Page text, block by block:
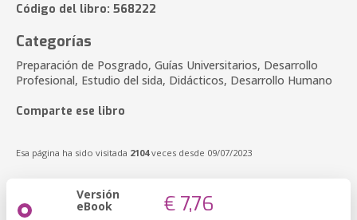
Código del libro: 568222
Categorías
Preparación de Posgrado, Guías Universitarios, Desarrollo
Profesional, Estudio del sida, Didácticos, Desarrollo Humano
Comparte ese libro
Esa página ha sido visitada 2104veces desde 09/07/2023
Versión
eBook € 7,76